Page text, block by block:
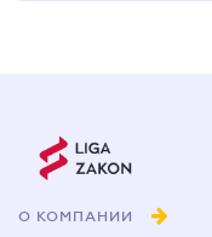
О КОМПАНИИ